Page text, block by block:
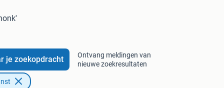
je zoekopdracht
Ontvang meldingen van
nieuwe zoekresultaten